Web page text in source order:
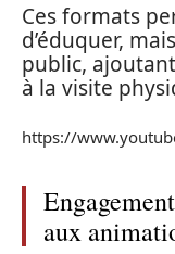
Ces formats
d’éduquer,
public,
à la visite
https://
aux